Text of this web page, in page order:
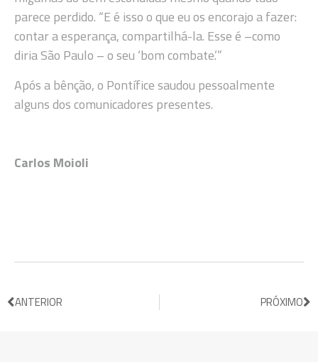
parece perdido. “E é isso o que eu os encorajo a fazer:
contar a esperança, compartilhá-la. Esse é –como
diria São Paulo – o seu ‘bom combate.’”
Após a bênção, o Pontífice saudou pessoalmente
alguns dos comunicadores presentes.
Carlos Moioli
ANTERIOR PRÓXIMO